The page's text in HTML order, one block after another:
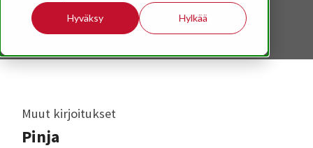
Hyväksy Hylkää
Muut kirjoitukset
Pinja